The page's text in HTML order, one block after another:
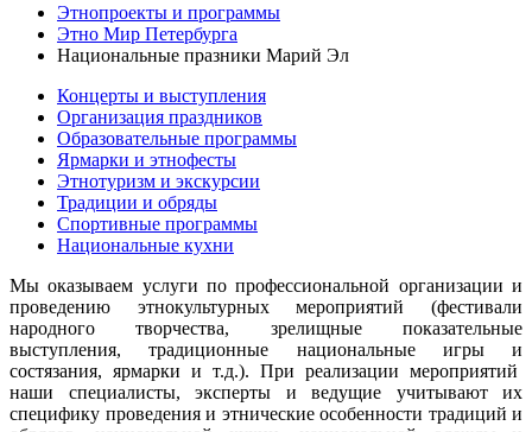
Этнопроекты и программы
Этно Мир Петербурга
Национальные празники Марий Эл
Концерты и выступления
Организация праздников
Образовательные программы
Ярмарки и этнофесты
Этнотуризм и экскурсии
Традиции и обряды
Спортивные программы
Национальные кухни
Мы оказываем услуги по профессиональной организации и
проведению этнокультурных мероприятий (фестивали
народного творчества, зрелищные показательные
выступления, традиционные национальные игры и
состязания, ярмарки и т.д.). При реализации мероприятий
наши специалисты, эксперты и ведущие учитывают их
специфику проведения и этнические особенности традиций и